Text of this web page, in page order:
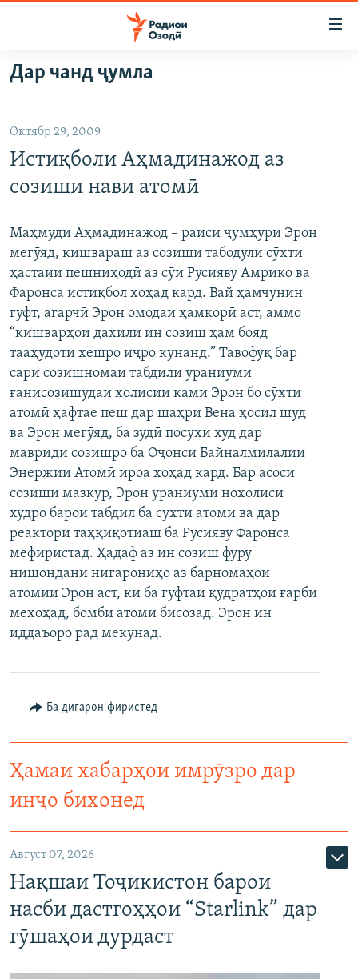
Ҷаҳиш
ба
аслӣ
Ҷаҳиш
ба
феҳристи
Ҷаҳиш
ҷустор
ГӮШАҲО
ОСИЁИ МАРКАЗӢ
ФАРҲАНГ
МЕҲМОНИ ОЗОДӢ
ВАРЗИШ
РӮЗГОРИ МУҲОҶИР
САЛОМ, ХОҲАР
ҶАНГ ДАР УКРАИНА
НАЗАРИ МАРДУМ
БЛОГИСТОН
ОЗОДӢ ОНЛАЙН
ЧАНДРАСОНАӢ
ВИДЕО
НИГОРИСТОН
ГУЗОРИШҲОИ РАДИОӢ
РӮЙХАТҲО
КИТОБҲОИ ОЗОДӢ
Русский
ПАЙГИРӢ КУНЕД
Ҳамаи сомонаҳои RFE/RL
Дар чанд ҷумла
Октябр 29, 2009
Истиқболи Аҳмадинажод аз
созиши нави атомӣ
Маҳмуди Аҳмадинажод – раиси ҷумҳури Эрон
мегӯяд, кишвараш аз созиши табодули сӯхти
ҳастаии пешниҳодӣ аз сӯи Русияву Амрико ва
Фаронса истиқбол хоҳад кард. Вай ҳамчунин
гуфт, агарчӣ Эрон омодаи ҳамкорӣ аст, аммо
“кишварҳои дахили ин созиш ҳам бояд
тааҳудоти хешро иҷро кунанд.” Тавофуқ бар
сари созишномаи табдили ураниуми
ғанисозишудаи холисии ками Эрон бо сӯхти
атомӣ ҳафтае пеш дар шаҳри Вена ҳосил шуд
ва Эрон мегӯяд, ба зудӣ посухи худ дар
мавриди созишро ба Оҷонси Байналмилалии
Энержии Атомӣ ироа хоҳад кард. Бар асоси
созиши мазкур, Эрон ураниуми нохолиси
худро барои табдил ба сӯхти атомӣ ва дар
реактори таҳқиқотиаш ба Русияву Фаронса
мефиристад. Ҳадаф аз ин созиш фӯру
нишондани нигарониҳо аз барномаҳои
атомии Эрон аст, ки ба гуфтаи қудратҳои ғарбӣ
мехоҳад, бомби атомӣ бисозад. Эрон ин
иддаъоро рад мекунад.
Ба дигарон фиристед
Ҳамаи хабарҳои имрӯзро дар
инҷо бихонед
Август 07, 2026
Нақшаи Тоҷикистон барои
насби дастгоҳҳои “Starlink” дар
гӯшаҳои дурдаст